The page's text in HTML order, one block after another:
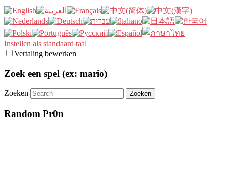
Instellen als standaard taal
Vertaling bewerken
Zoek een spel (ex: mario)
Zoeken
Random Pr0n